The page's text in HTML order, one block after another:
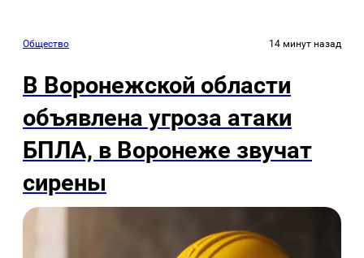
Общество 14 минут назад
В Воронежской области
объявлена угроза атаки
БПЛА, в Воронеже звучат
сирены